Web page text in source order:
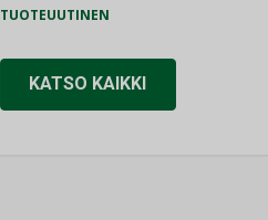
TUOTEUUTINEN
KATSO KAIKKI